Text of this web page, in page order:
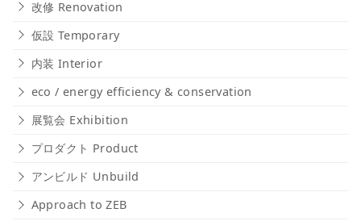
改修 Renovation
仮設 Temporary
内装 Interior
eco / energy efficiency & conservation
展覧会 Exhibition
プロダクト Product
アンビルド Unbuild
Approach to ZEB